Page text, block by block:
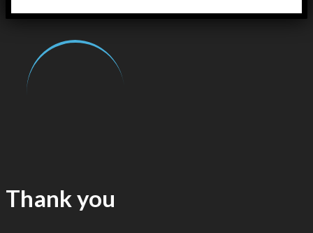
Thank you